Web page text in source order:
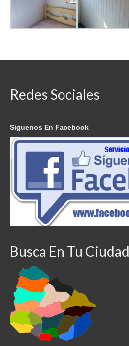
Redes Sociales
Siguenos En Facebook
Busca En Tu Ciudad